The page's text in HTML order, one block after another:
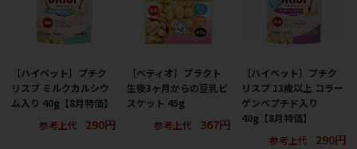
［ハイペット］プチク
リスプ ミルクカルシウ
ム入り 40g【8月特価】
参考上代
290円
［ペティオ］プラクト
生後3ヶ月からの豆乳ビ
スケット 45g
参考上代
367円
［ハイペット］プチク
リスプ 13歳以上 コラー
ゲンペプチド入り
40g【8月特価】
参考上代
290円